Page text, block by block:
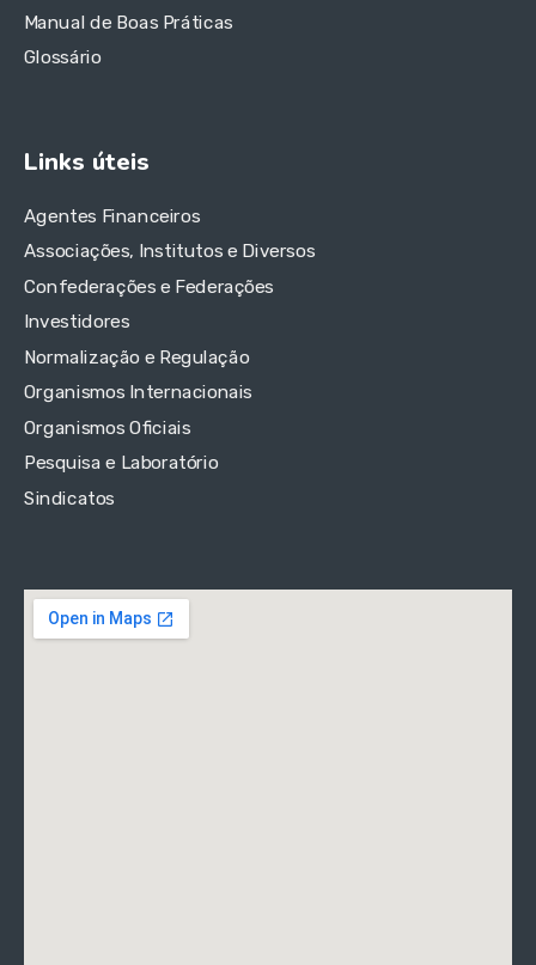
Manual de Boas Práticas
Glossário
Links úteis
Agentes Financeiros
Associações, Institutos e Diversos
Confederações e Federações
Investidores
Normalização e Regulação
Organismos Internacionais
Organismos Oficiais
Pesquisa e Laboratório
Sindicatos